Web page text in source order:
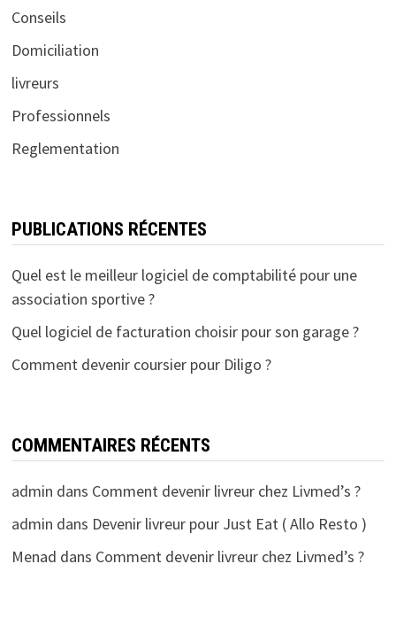
Conseils
Domiciliation
livreurs
Professionnels
Reglementation
PUBLICATIONS RÉCENTES
Quel est le meilleur logiciel de comptabilité pour une
association sportive ?
Quel logiciel de facturation choisir pour son garage ?
Comment devenir coursier pour Diligo ?
COMMENTAIRES RÉCENTS
admin dans Comment devenir livreur chez Livmed’s ?
admin dans Devenir livreur pour Just Eat ( Allo Resto )
Menad dans Comment devenir livreur chez Livmed’s ?